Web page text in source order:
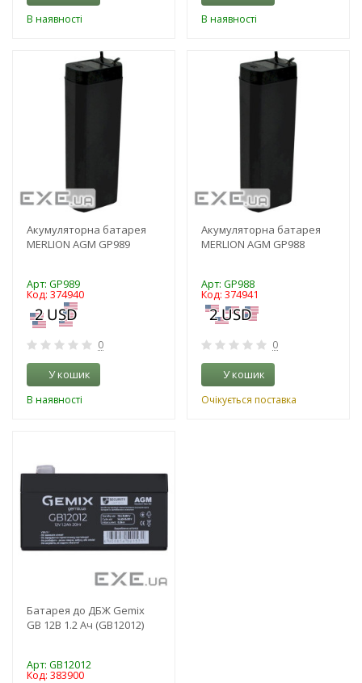
В наявності В наявності
Акумуляторна батарея
MERLION AGM GP989
Арт: GP989
Код: 374940
0
У кошик
В наявності
Акумуляторна батарея
MERLION AGM GP988
Арт: GP988
Код: 374941
0
У кошик
Очікується поставка
Батарея до ДБЖ Gemix
GB 12В 1.2 Ач (GB12012)
Арт: GB12012
Код: 383900